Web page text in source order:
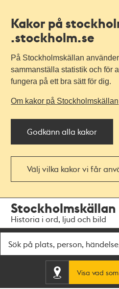
Kakor på
.stockholm.se
På Stockholmskällan
sammanställa statistik och för
fungera på ett bra sätt för dig.
Om kakor på Stockholmskällan
Godkänn alla kakor
Välj vilka kakor vi får
navigationen
huvudinnehållet
Stockholmskällan
Historia i ord, ljud och bild
Visa vad